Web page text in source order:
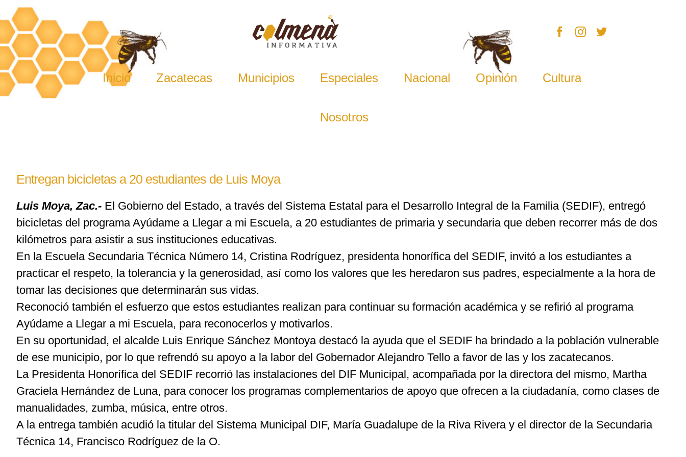
Skip
to
content
Inicio Zacatecas Municipios Especiales Nacional Opinión Cultura
Nosotros
Entregan bicicletas a 20 estudiantes de Luis Moya
Luis Moya, Zac.- El Gobierno del Estado, a través del Sistema Estatal para el Desarrollo Integral de la Familia (SEDIF), entregó
bicicletas del programa Ayúdame a Llegar a mi Escuela, a 20 estudiantes de primaria y secundaria que deben recorrer más de dos
kilómetros para asistir a sus instituciones educativas.
En la Escuela Secundaria Técnica Número 14, Cristina Rodríguez, presidenta honorífica del SEDIF, invitó a los estudiantes a
practicar el respeto, la tolerancia y la generosidad, así como los valores que les heredaron sus padres, especialmente a la hora de
tomar las decisiones que determinarán sus vidas.
Reconoció también el esfuerzo que estos estudiantes realizan para continuar su formación académica y se refirió al programa
Ayúdame a Llegar a mi Escuela, para reconocerlos y motivarlos.
En su oportunidad, el alcalde Luis Enrique Sánchez Montoya destacó la ayuda que el SEDIF ha brindado a la población vulnerable
de ese municipio, por lo que refrendó su apoyo a la labor del Gobernador Alejandro Tello a favor de las y los zacatecanos.
La Presidenta Honorífica del SEDIF recorrió las instalaciones del DIF Municipal, acompañada por la directora del mismo, Martha
Graciela Hernández de Luna, para conocer los programas complementarios de apoyo que ofrecen a la ciudadanía, como clases de
manualidades, zumba, música, entre otros.
A la entrega también acudió la titular del Sistema Municipal DIF, María Guadalupe de la Riva Rivera y el director de la Secundaria
Técnica 14, Francisco Rodríguez de la O.